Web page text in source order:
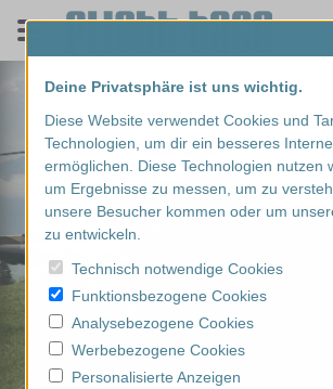
Deine Privatsphäre ist uns wichtig.
Diese Website verwendet Cookies und
Technologien, um dir ein besseres
ermöglichen. Diese Technologien nutzen
um Ergebnisse zu messen, um zu
unsere Besucher kommen oder um
zu entwickeln.
Technisch notwendige Cookies
Funktionsbezogene Cookies
Analysebezogene Cookies
Werbebezogene Cookies
Personalisierte Anzeigen